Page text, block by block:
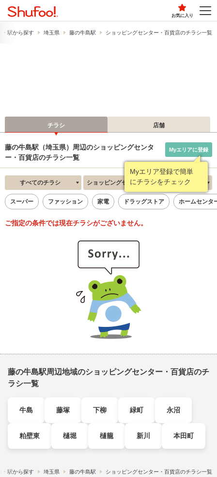
お気に入り
・駅から探す 埼玉県 藤の牛島駅 ショッピングセンター・百貨店のチラシ一覧
チラシ 店舗
藤の牛島駅（埼玉県）周辺のショッピングセンタ
ー・百貨店のチラシ一覧
Myエリア登録で簡単
にチラシをチェック
Myエリアに登録
すべてのチラシ ショッピングセンター・百貨店 新着順
スーパー ファッション 家電 ドラッグストア ホームセンタ
ご指定の条件では現在チラシがございません。
藤の牛島駅周辺地域のショッピングセンター・百貨店のチ
ラシ一覧
牛島 藤塚 下柳 緑町 永沼
粕壁東 樋堀 樋籠 新川 本田町
・駅から探す 埼玉県 藤の牛島駅 ショッピングセンター・百貨店のチラシ一覧